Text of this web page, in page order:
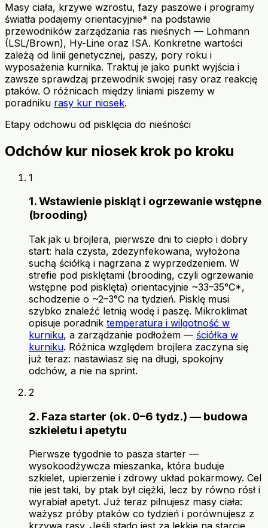
Masy ciała, krzywe wzrostu, fazy paszowe i programy
światła podajemy orientacyjnie* na podstawie
przewodników zarządzania ras nieśnych — Lohmann
(LSL/Brown), Hy-Line oraz ISA. Konkretne wartości
zależą od linii genetycznej, paszy, pory roku i
wyposażenia kurnika. Traktuj je jako punkt wyjścia i
zawsze sprawdzaj przewodnik swojej rasy oraz reakcję
ptaków. O różnicach między liniami piszemy w
poradniku rasy kur niosek.
Etapy odchowu od pisklęcia do nieśności
Odchów kur niosek krok po kroku
1
1. Wstawienie piskląt i ogrzewanie wstępne
(brooding)
Tak jak u brojlera, pierwsze dni to ciepło i dobry
start: hala czysta, zdezynfekowana, wyłożona
suchą ściółką i nagrzana z wyprzedzeniem. W
strefie pod pisklętami (brooding, czyli ogrzewanie
wstępne pod pisklęta) orientacyjnie ~33–35°C*,
schodzenie o ~2–3°C na tydzień. Pisklę musi
szybko znaleźć letnią wodę i paszę. Mikroklimat
opisuje poradnik temperatura i wilgotność w
kurniku, a zarządzanie podłożem — ściółka w
kurniku. Różnica względem brojlera zaczyna się
już teraz: nastawiasz się na długi, spokojny
odchów, a nie na sprint.
2
2. Faza starter (ok. 0–6 tydz.) — budowa
szkieletu i apetytu
Pierwsze tygodnie to pasza starter —
wysokoodżywcza mieszanka, która buduje
szkielet, upierzenie i zdrowy układ pokarmowy. Cel
nie jest taki, by ptak był ciężki, lecz by równo rósł i
wyrabiał apetyt. Już teraz pilnujesz masy ciała:
ważysz próby ptaków co tydzień i porównujesz z